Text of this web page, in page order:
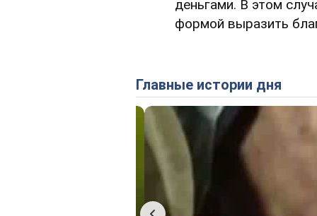
деньгами. В этом
формой выразить
Главные истории дня